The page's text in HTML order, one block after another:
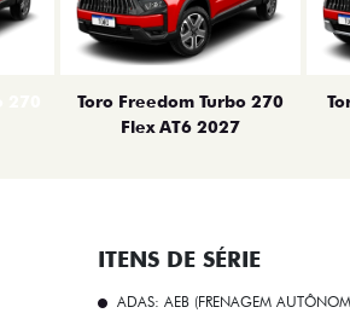
Toro Freedom Turbo 270
Flex AT6 2027
ITENS DE SÉRIE
ADAS: AEB (FRENAGEM